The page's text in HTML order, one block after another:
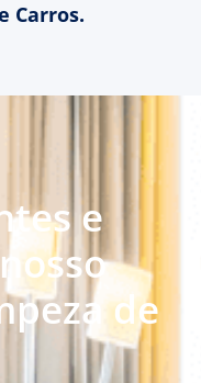
Carros.
e
de